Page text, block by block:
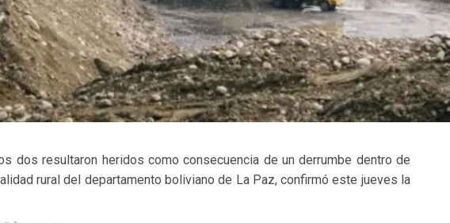
dos resultaron heridos como consecuencia de un derrumbe dentro de
rural del departamento boliviano de La Paz, confirmó este jueves la